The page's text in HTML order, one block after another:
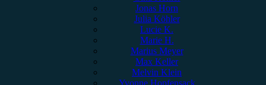
Jonas Horn
Julia Köhler
Lucie K.
Marie H.
Marius Meyer
Max Keller
Melvin Klein